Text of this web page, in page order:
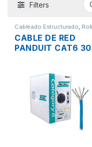
Filters
Cableado Estructurado,
CABLE DE RED
PANDUIT CAT6